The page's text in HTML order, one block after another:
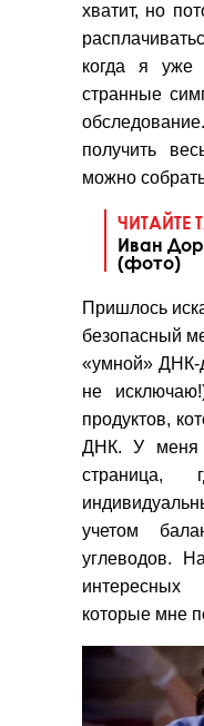
хватит, но
когда я уже
странные
получить
можно
ЧИТАЙТЕ
Иван
(фото)
Пришлось
безопасный
«умной» ДНК-
не
продуктов,
ДНК. У меня
страница,
учетом
углеводов.
которые мне